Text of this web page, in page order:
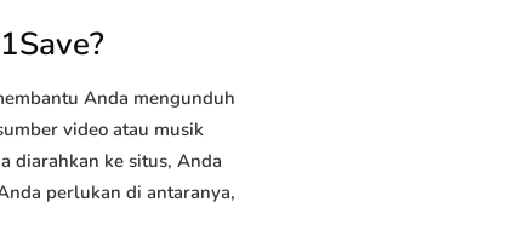
Anda mengunduh
video atau musik
diarahkan ke situs, Anda
perlukan di antaranya,